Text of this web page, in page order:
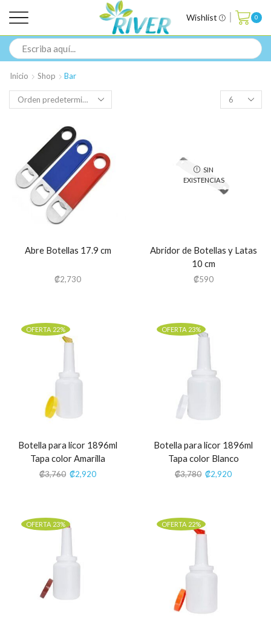
Wishlist 0
Inicio Shop Bar
Abre Botellas 17.9 cm
₡2,730
SIN
EXISTENCIAS
Abridor de Botellas y Latas
10 cm
₡590
OFERTA 22%
Botella para licor 1896ml
Tapa color Amarilla
₡3,760 ₡2,920
OFERTA 23%
Botella para licor 1896ml
Tapa color Blanco
₡3,780 ₡2,920
OFERTA 23% OFERTA 22%